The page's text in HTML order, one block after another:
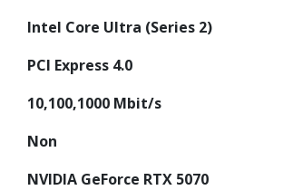
Intel Core Ultra (Series 2)
PCI Express 4.0
10,100,1000 Mbit/s
Non
NVIDIA GeForce RTX 5070